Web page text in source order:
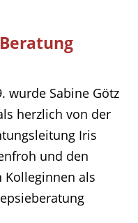
wurde Sabine Götz
herzlich von der
Iris
und den
Kolleginnen als